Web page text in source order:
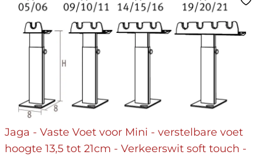
Jaga - Vaste Voet voor Mini - verstelbare voet
hoogte 13,5 tot 21cm - Verkeerswit soft touch -